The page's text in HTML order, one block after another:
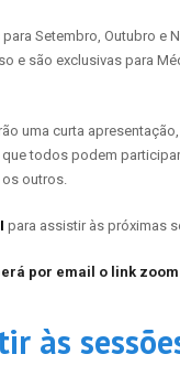
Setembro, Outubro e
e são exclusivas para
uma curta
todos podem
os outros.
para assistir às próximas
por email o link
às